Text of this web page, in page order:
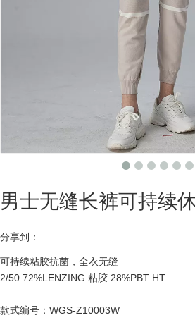
男士无缝长裤可持续
分享到：
可持续粘胶抗菌，全衣无缝
2/50 72%LENZING 粘胶 28%PBT HT
款式编号：WGS-Z10003W